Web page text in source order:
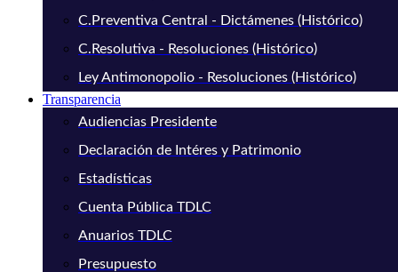
C.Preventiva Central - Dictámenes (Histórico)
C.Resolutiva - Resoluciones (Histórico)
Ley Antimonopolio - Resoluciones (Histórico)
Transparencia
Audiencias Presidente
Declaración de Intéres y Patrimonio
Estadísticas
Cuenta Pública TDLC
Anuarios TDLC
Presupuesto